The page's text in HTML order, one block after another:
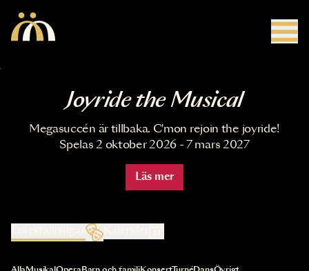
Joyride the Musical
Megasuccén är tillbaka. C'mon rejoin the joyride!
Spelas 2 oktober 2026 - 7 mars 2027
Läs mer
Kalender
Val av kategori uppdaterar innehållet automatiskt